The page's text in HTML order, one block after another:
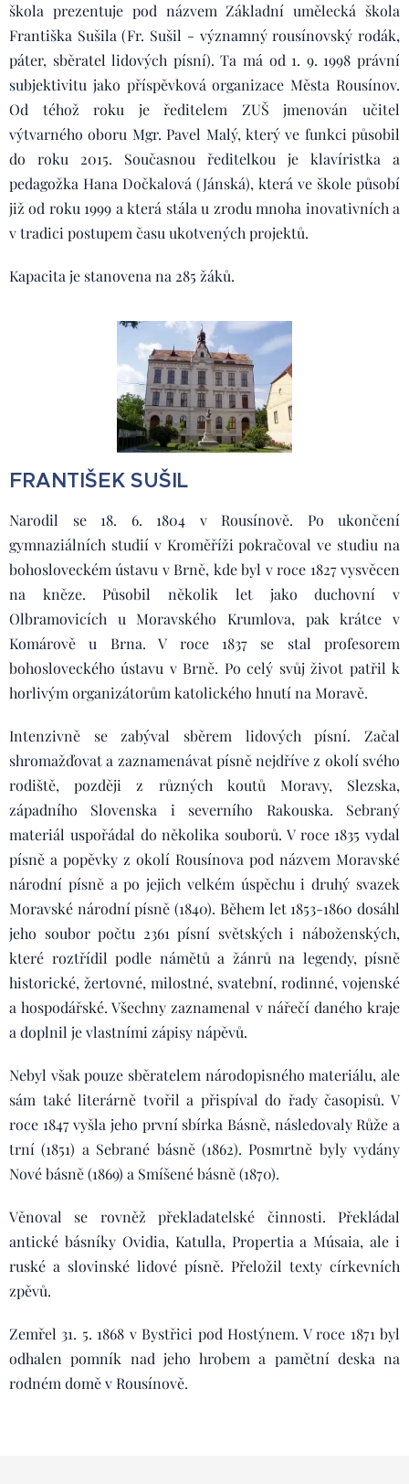
škola prezentuje pod názvem Základní umělecká škola
Františka Sušila (Fr. Sušil - významný rousínovský rodák,
páter, sběratel lidových písní). Ta má od 1. 9. 1998 právní
subjektivitu jako příspěvková organizace Města Rousínov.
Od téhož roku je ředitelem ZUŠ jmenován učitel
výtvarného oboru Mgr. Pavel Malý, který ve funkci působil
do roku 2015. Současnou ředitelkou je klavíristka a
pedagožka Hana Dočkalová (Jánská), která ve škole působí
již od roku 1999 a která stála u zrodu mnoha inovativních a
v tradici postupem času ukotvených projektů.
Kapacita je stanovena na 285 žáků.
FRANTIŠEK SUŠIL
Narodil se 18. 6. 1804 v Rousínově. Po ukončení
gymnaziálních studií v Kroměříži pokračoval ve studiu na
bohosloveckém ústavu v Brně, kde byl v roce 1827 vysvěcen
na kněze. Působil několik let jako duchovní v
Olbramovicích u Moravského Krumlova, pak krátce v
Komárově u Brna. V roce 1837 se stal profesorem
bohosloveckého ústavu v Brně. Po celý svůj život patřil k
horlivým organizátorům katolického hnutí na Moravě.
Intenzivně se zabýval sběrem lidových písní. Začal
shromažďovat a zaznamenávat písně nejdříve z okolí svého
rodiště, později z různých koutů Moravy, Slezska,
západního Slovenska i severního Rakouska. Sebraný
materiál uspořádal do několika souborů. V roce 1835 vydal
písně a popěvky z okolí Rousínova pod názvem Moravské
národní písně a po jejich velkém úspěchu i druhý svazek
Moravské národní písně (1840). Během let 1853-1860 dosáhl
jeho soubor počtu 2361 písní světských i náboženských,
které roztřídil podle námětů a žánrů na legendy, písně
historické, žertovné, milostné, svatební, rodinné, vojenské
a hospodářské. Všechny zaznamenal v nářečí daného kraje
a doplnil je vlastními zápisy nápěvů.
Nebyl však pouze sběratelem národopisného materiálu, ale
sám také literárně tvořil a přispíval do řady časopisů. V
roce 1847 vyšla jeho první sbírka Básně, následovaly Růže a
trní (1851) a Sebrané básně (1862). Posmrtně byly vydány
Nové básně (1869) a Smíšené básně (1870).
Věnoval se rovněž překladatelské činnosti. Překládal
antické básníky Ovidia, Katulla, Propertia a Músaia, ale i
ruské a slovinské lidové písně. Přeložil texty církevních
zpěvů.
Zemřel 31. 5. 1868 v Bystřici pod Hostýnem. V roce 1871 byl
odhalen pomník nad jeho hrobem a pamětní deska na
rodném domě v Rousínově.